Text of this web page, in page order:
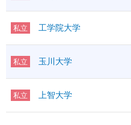
私立 工学院大学
私立 玉川大学
私立 上智大学